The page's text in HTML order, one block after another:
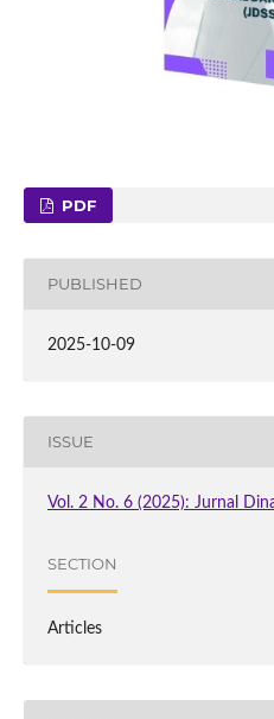
PDF
PUBLISHED
2025-10-09
ISSUE
Vol. 2 No. 6 (2025): Jurnal
SECTION
Articles